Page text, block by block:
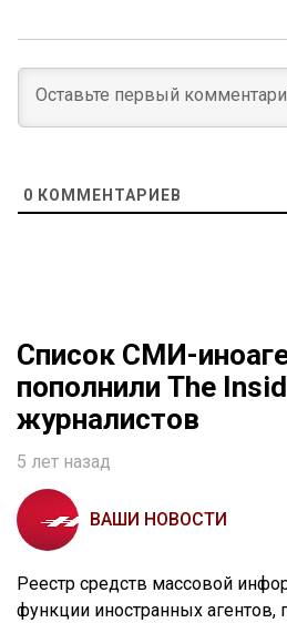
0 КОММЕНТАРИЕВ
Список СМИ-
пополнили The
журналистов
5 лет назад
ВАШИ НОВОСТИ
Реестр средств массовой
функции иностранных агентов,